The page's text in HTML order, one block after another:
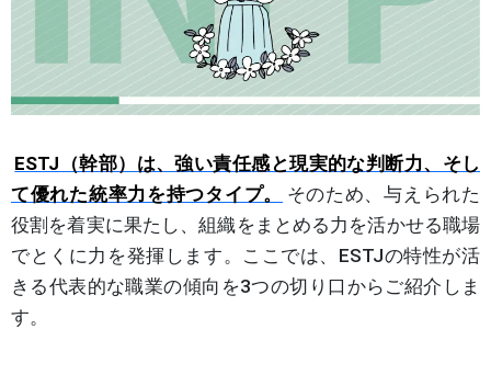
ESTJ（幹部）は、強い責任感と現実的な判断力、そし
て優れた統率力を持つタイプ。
そのため、与えられた
役割を着実に果たし、組織をまとめる力を活かせる職場
でとくに力を発揮します。ここでは、ESTJの特性が活
きる代表的な職業の傾向を3つの切り口からご紹介しま
す。